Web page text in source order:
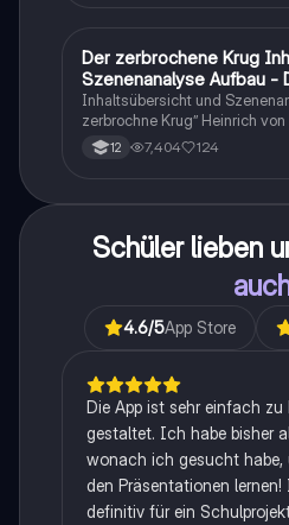
Deutsch
Der zerbrochene Krug
Szenenanalyse Aufbau -
Q1/Q2/Abitur
Inhaltsübersicht und
zerbrochne Krug” Heinrich
12 7,404 124
Schüler lieben
4.6/5App Store
Die App ist sehr einfach
gestaltet. Ich habe bisher
wonach ich gesucht habe,
den Präsentationen
definitiv für ein